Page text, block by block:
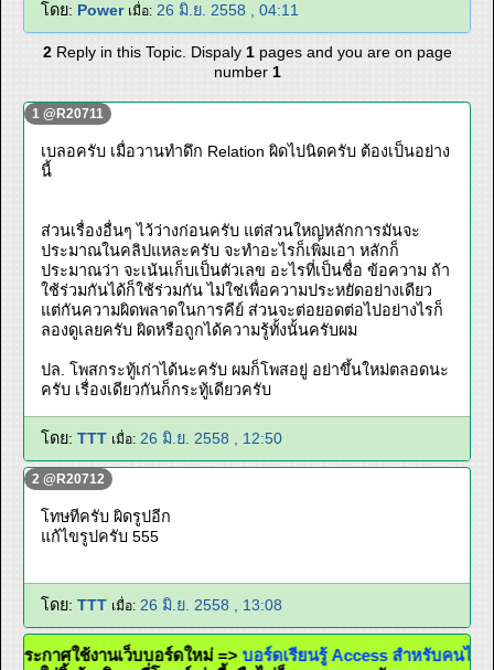
โดย: Power เมื่อ: 26 มิ.ย. 2558 , 04:11
2Reply in this Topic. Dispaly 1 pages and you are on page
number 1
1 @R20711
เบลอครับ เมื่อวานทำดึก Relation ผิดไปนิดครับ ต้องเป็นอย่าง
นี้
ส่วนเรื่องอื่นๆ ไว้ว่างก่อนครับ แต่ส่วนใหญ่หลักการมันจะ
ประมาณในคลิปแหละครับ จะทำอะไรก็เพิ่มเอา หลักก็
ประมาณว่า จะเน้นเก็บเป็นตัวเลข อะไรที่เป็นชื่อ ข้อความ ถ้า
ใช้ร่วมกันได้ก็ใช้ร่วมกัน ไม่ใช่เพื่อความประหยัดอย่างเดียว
แต่กันความผิดพลาดในการคีย์ ส่วนจะต่อยอดต่อไปอย่างไรก็
ลองดูเลยครับ ผิดหรือถูกได้ความรู้ทั้งนั้นครับผม
ปล. โพสกระทู้เก่าได้นะครับ ผมก็โพสอยู่ อย่าขึ้นใหม่ตลอดนะ
ครับ เรื่องเดียวกันก็กระทู้เดียวครับ
โดย: TTT เมื่อ: 26 มิ.ย. 2558 , 12:50
2 @R20712
โทษทีครับ ผิดรูปอีก
แก้ไขรูปครับ 555
โดย: TTT เมื่อ: 26 มิ.ย. 2558 , 13:08
ระกาศใช้งานเว็บบอร์ดใหม่ =>บอร์ดเรียนรู้ Access สำหรับคนไทย